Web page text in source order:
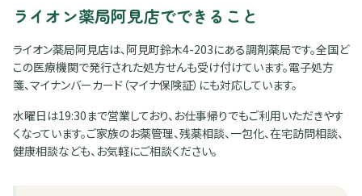
ライオン薬局阿見店でできること
ライオン薬局阿見店は、阿見町鈴木4-203にある調剤薬局です。全国ど
この医療機関で発行された処方せんも受け付けています。電子処方
箋、マイナンバーカード（マイナ保険証）にも対応しています。
水曜日は19:30まで営業しており、お仕事帰りでもご利用いただきやす
くなっています。ご家族のお薬管理、残薬相談、一包化、在宅訪問相談、
健康相談なども、お気軽にご相談ください。